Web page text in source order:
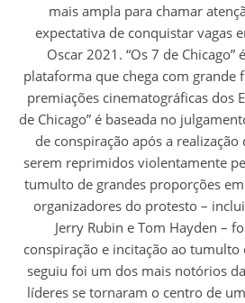
mais ampla para chamar
expectativa de conquistar vagas
Oscar 2021. “Os 7 de
plataforma que chega com grande
premiações cinematográficas dos
de Chicago” é baseada no
de conspiração após a
serem reprimidos violentamente
tumulto de grandes proporções
organizadores do protesto –
Jerry Rubin e Tom Hayden –
conspiração e incitação ao
seguiu foi um dos mais notórios
líderes se tornaram o centro de